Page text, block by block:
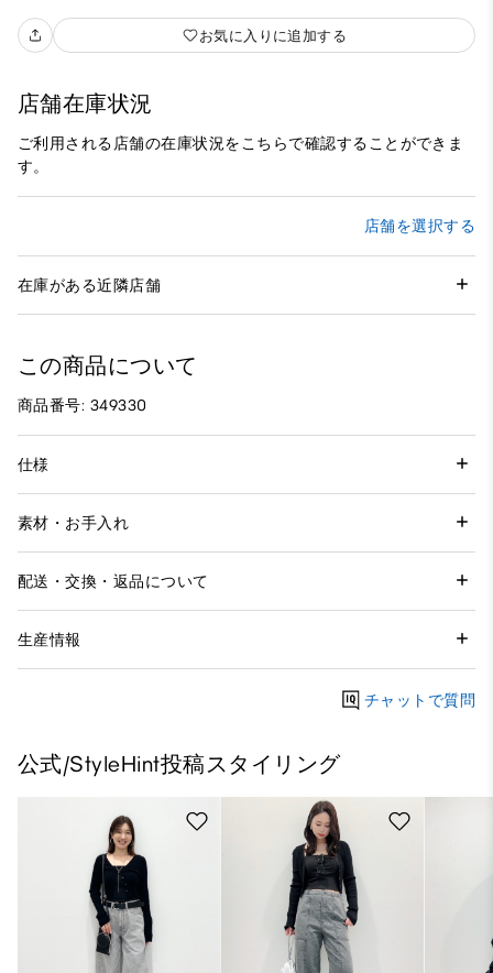
お気に入りに追加する
店舗在庫状況
ご利用される店舗の在庫状況をこちらで確認することができま
す。
店舗を選択する
在庫がある近隣店舗
この商品について
商品番号: 349330
仕様
素材・お手入れ
配送・交換・返品について
生産情報
チャットで質問
公式/StyleHint投稿スタイリング